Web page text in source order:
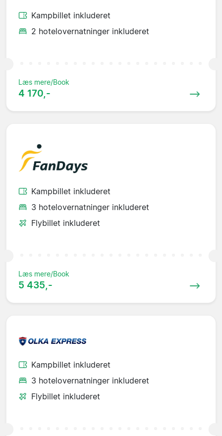
Kampbillet inkluderet
2 hotelovernatninger inkluderet
Læs mere/Book
4 170,-
Kampbillet inkluderet
3 hotelovernatninger inkluderet
Flybillet inkluderet
Læs mere/Book
5 435,-
Kampbillet inkluderet
3 hotelovernatninger inkluderet
Flybillet inkluderet